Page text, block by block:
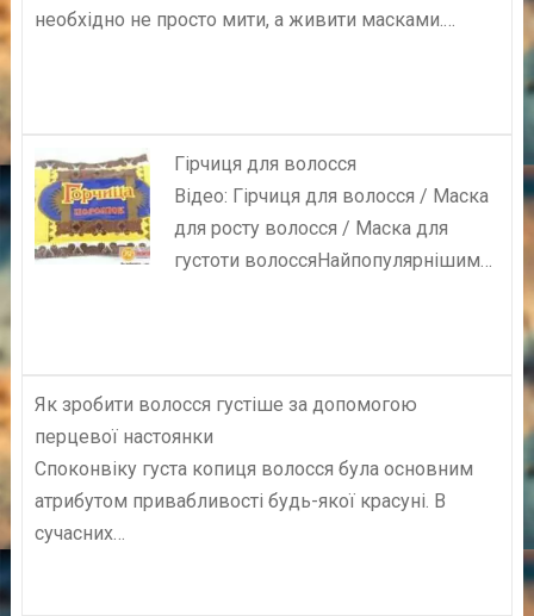
необхідно не просто мити, а живити масками.…
Гірчиця для волосся
Відео: Гірчиця для волосся / Маска
для росту волосся / Маска для
густоти волоссяНайпопулярнішим…
Як зробити волосся густіше за допомогою
перцевої настоянки
Споконвіку густа копиця волосся була основним
атрибутом привабливості будь-якої красуні. В
сучасних…